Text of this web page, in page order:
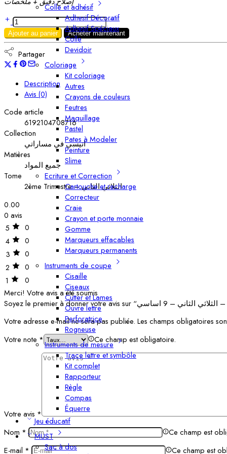
Colle et adhésif
Adhesif Décoratif
Adhesif Spéciaux
Colle
Devidoir
Coloriage
Kit coloriage
Autres
Crayons de couleurs
Feutres
Maquillage
Pastel
Pates à Modeler
Peinture
Slime
Ecriture et Correction
Cartouche et recharge
Correcteur
Craie
Crayon et porte monnaie
Gomme
Marqueurs effacables
Marqueurs permanents
Instruments de coupe
Cisaille
Ciseaux
Cutter et Lames
Ouvre lettre
Perforatrice
Rogneuse
Instruments de mesure
Trace lettre et symbôle
Kit complet
Rapporteur
Règle
Compas
Équerre
Jeu éducatif
MUST
Sac à dos
Ajouter au panier Acheter maintenant
Partager
Description
Avis (0)
Code article
6192104708716
Collection
انيسي في مساراتي
Matières
جميع المواد
Tome
2ème Trimestre – الثلاثي الثاني
0.00
0 avis
5
0
4
0
3
0
2
0
1
0
Merci! Votre avis a été soumis
Votre adresse e-mail ne sera pas publiée. Les champs obligatoires
Votre note * Ce champ est obligatoire.
Votre avis *
Nom *
Ce champ est
E-mail * Ce champ est